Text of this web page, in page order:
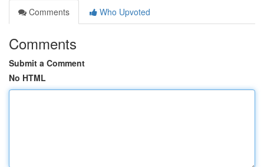
Comments
Who Upvoted
Comments
Submit a Comment
No HTML